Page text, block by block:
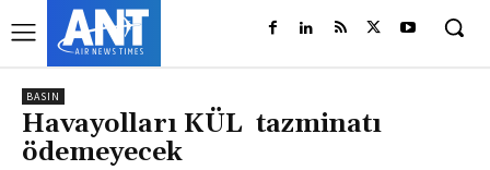
BASIN
Havayolları KÜL tazminatı
ödemeyecek